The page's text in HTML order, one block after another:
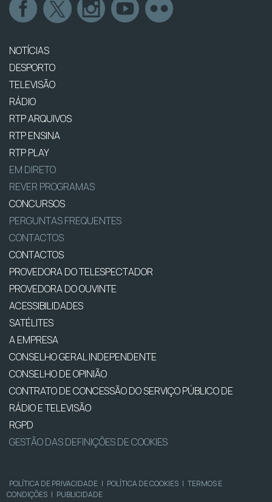
NOTÍCIAS
DESPORTO
TELEVISÃO
RÁDIO
RTP ARQUIVOS
RTP ENSINA
RTP PLAY
EM DIRETO
REVER PROGRAMAS
CONCURSOS
PERGUNTAS FREQUENTES
CONTACTOS
CONTACTOS
PROVEDORA DO TELESPECTADOR
PROVEDORA DO OUVINTE
ACESSIBILIDADES
SATÉLITES
A EMPRESA
CONSELHO GERAL INDEPENDENTE
CONSELHO DE OPINIÃO
CONTRATO DE CONCESSÃO DO SERVIÇO PÚBLICO DE
RÁDIO E TELEVISÃO
RGPD
GESTÃO DAS DEFINIÇÕES DE COOKIES
POLÍTICA DE PRIVACIDADE | POLÍTICA DE COOKIES | TERMOS E
CONDIÇÕES | PUBLICIDADE